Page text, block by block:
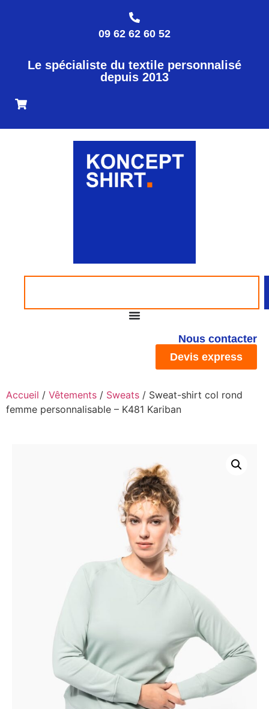
09 62 62 60 52
Le spécialiste du textile personnalisé
depuis 2013
Nous contacter
Devis express
Accueil / Vêtements / Sweats / Sweat-shirt col rond
femme personnalisable – K481 Kariban